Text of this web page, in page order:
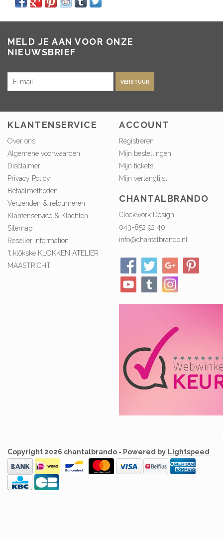
MELD JE AAN VOOR ONZE
NIEUWSBRIEF
VERSTUUR
KLANTENSERVICE
Over ons
Algemene voorwaarden
Disclaimer
Privacy Policy
Betaalmethoden
Verzenden & retourneren
Klantenservice & Klachten
Sitemap
Reseller information
't klökske KLOKKEN ATELIER
MAASTRICHT
ACCOUNT
Registreren
Mijn bestellingen
Mijn tickets
Mijn verlanglijst
CHANTALBRANDO
Clockwork Design
043-852 92 40
info@chantalbrando.nl
Copyright 2026 chantalbrando - Powered by Lightspeed